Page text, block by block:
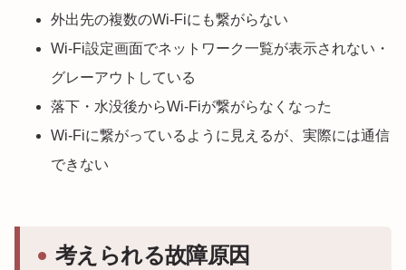
外出先の複数のWi-Fiにも繋がらない
Wi-Fi設定画面でネットワーク一覧が表示されない・
グレーアウトしている
落下・水没後からWi-Fiが繋がらなくなった
Wi-Fiに繋がっているように見えるが、実際には通信
できない
考えられる故障原因